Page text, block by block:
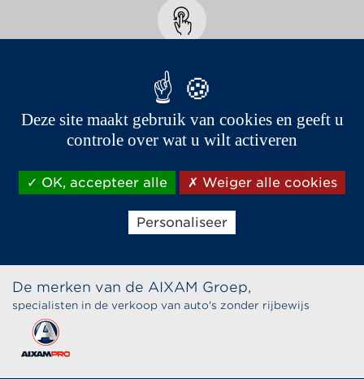
Jade
De merken van de AIXAM Groep,
specialisten in de verkoop van auto's zonder rijbewijs
Deze site maakt gebruik van cookies en geeft u
controle over wat u wilt activeren
OK, accepteer alle Weiger alle cookies
Personaliseer